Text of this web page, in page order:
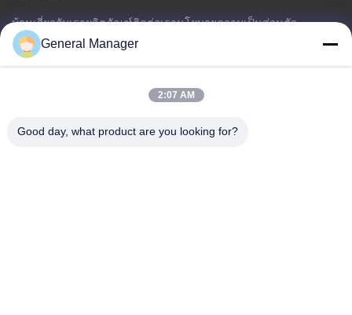
บ้านเกี่ยวกับเราผลิตภัณฑ์ติดต่อเรานโยบายความเป็นส่วนตัว
แผนผังเว็บไซต์
ที่อยู่: ถนน Xingfu เขต Licheng เมือง Jinan จังหวัดชานดง
General Manager
2:07 AM
Good day, what product are you looking for?